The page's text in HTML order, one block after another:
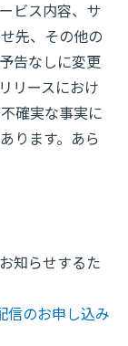
ビス内容、サ
先、その他の
告なしに変更
リースにおけ
確実な事実に
ります。あら
知らせするた
信のお申し込み